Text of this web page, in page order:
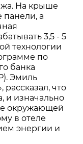
На крыше
а
3,5 - 5
технологии
по
банка
Эмиль
рассказал, что
и изначально
окружающей
в отеле
энергии и